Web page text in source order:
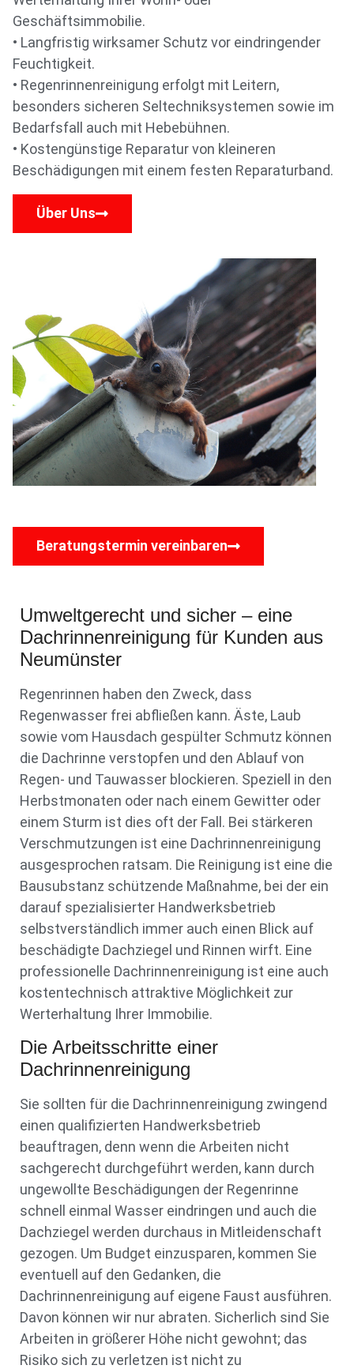
Geschäftsimmobilie.
• Langfristig wirksamer Schutz vor eindringender
Feuchtigkeit.
• Regenrinnenreinigung erfolgt mit Leitern,
besonders sicheren Seltechniksystemen sowie im
Bedarfsfall auch mit Hebebühnen.
• Kostengünstige Reparatur von kleineren
Beschädigungen mit einem festen Reparaturband.
Über Uns
Beratungstermin vereinbaren
Umweltgerecht und sicher – eine
Dachrinnenreinigung für Kunden aus
Neumünster
Regenrinnen haben den Zweck, dass
Regenwasser frei abfließen kann. Äste, Laub
sowie vom Hausdach gespülter Schmutz können
die Dachrinne verstopfen und den Ablauf von
Regen- und Tauwasser blockieren. Speziell in den
Herbstmonaten oder nach einem Gewitter oder
einem Sturm ist dies oft der Fall. Bei stärkeren
Verschmutzungen ist eine Dachrinnenreinigung
ausgesprochen ratsam. Die Reinigung ist eine die
Bausubstanz schützende Maßnahme, bei der ein
darauf spezialisierter Handwerksbetrieb
selbstverständlich immer auch einen Blick auf
beschädigte Dachziegel und Rinnen wirft. Eine
professionelle Dachrinnenreinigung ist eine auch
kostentechnisch attraktive Möglichkeit zur
Werterhaltung Ihrer Immobilie.
Die Arbeitsschritte einer
Dachrinnenreinigung
Sie sollten für die Dachrinnenreinigung zwingend
einen qualifizierten Handwerksbetrieb
beauftragen, denn wenn die Arbeiten nicht
sachgerecht durchgeführt werden, kann durch
ungewollte Beschädigungen der Regenrinne
schnell einmal Wasser eindringen und auch die
Dachziegel werden durchaus in Mitleidenschaft
gezogen. Um Budget einzusparen, kommen Sie
eventuell auf den Gedanken, die
Dachrinnenreinigung auf eigene Faust ausführen.
Davon können wir nur abraten. Sicherlich sind Sie
Arbeiten in größerer Höhe nicht gewohnt; das
Risiko sich zu verletzen ist nicht zu